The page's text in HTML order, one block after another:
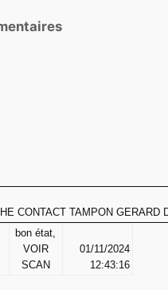
CONTACT TAMPON GERARD
bon état,
VOIR
SCAN
01/11/2024
12:43:16